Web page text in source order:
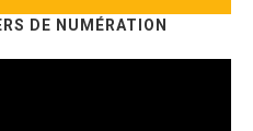
DE NUMÉRATION